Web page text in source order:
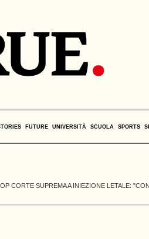
FUTURE UNIVERSITÀ SCUOLA SPORTS
CORTE SUPREMA A INIEZIONE LETALE: